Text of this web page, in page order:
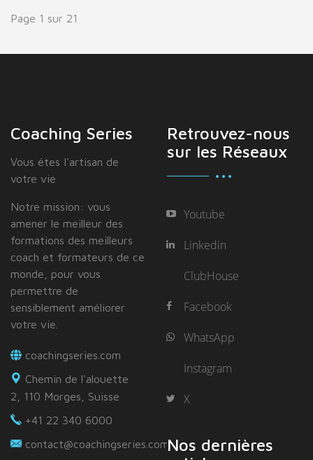
Page 1 sur 21
Coaching Series
Vous étes I'artisan de
votre vie
Notre mission: vous
amener le meilleur des
formations des meilleurs
coach et formateurs de ce
monde, pour vous
permettre de
sensiblement améliorer
votre vie.
coachingseries.com
Chemin de l'alouette
2, 110 Morges, Suisse
+41 22 340 6000
contact@coachingseries.com
Retrouvez-nous
sur les Réseaux
Youtube
Linkedin
ClubHouse
Facebook
WhatsApp
Instagram
X
Nos dernières